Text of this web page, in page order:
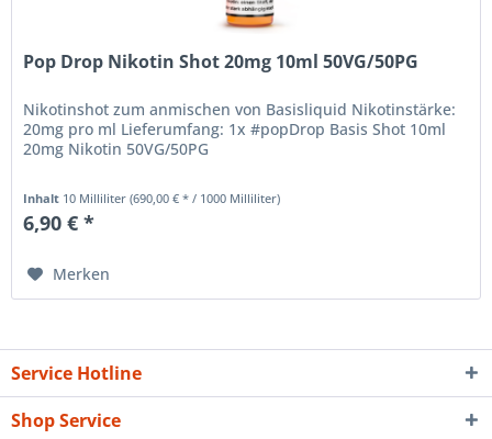
Pop Drop Nikotin Shot 20mg 10ml 50VG/50PG
Nikotinshot zum anmischen von Basisliquid Nikotinstärke:
20mg pro ml Lieferumfang: 1x #popDrop Basis Shot 10ml
20mg Nikotin 50VG/50PG
Inhalt 10 Milliliter(690,00 € * / 1000 Milliliter)
6,90 € *
Merken
Service Hotline
Shop Service